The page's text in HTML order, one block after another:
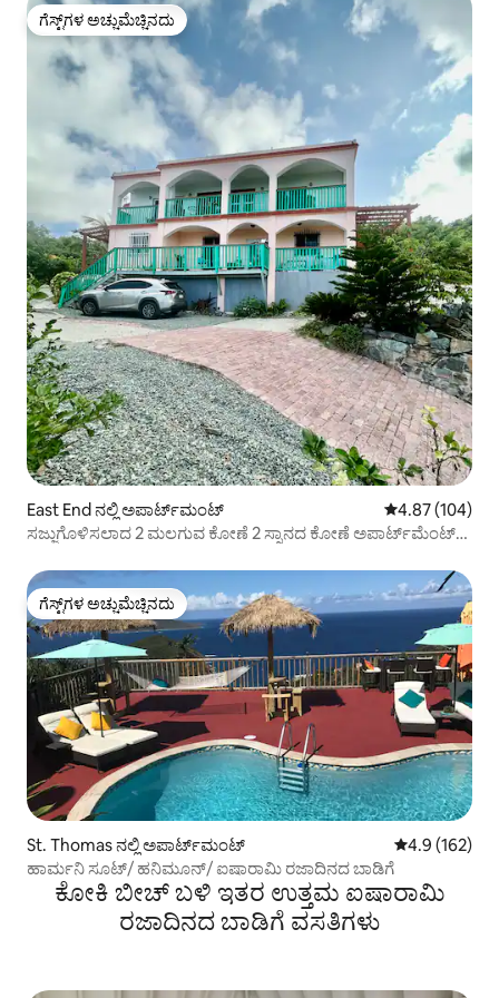
ಗೆಸ್ಟ್‌ಗಳ ಅಚ್ಚುಮೆಚ್ಚಿನದು
ಗೆಸ್ಟ್‌ಗಳ ಅಚ್ಚುಮೆಚ್ಚಿನದು
East End ನಲ್ಲಿ ಅಪಾರ್ಟ್‌ಮಂಟ್ 5 ರಲ್ಲಿ 4.87
4.87 (104)
ಸಜ್ಜುಗೊಳಿಸಲಾದ 2 ಮಲಗುವ ಕೋಣೆ 2 ಸ್ನಾನದ ಕೋಣೆ ಅಪಾರ್ಟ್‌ಮೆಂಟ್
ಗೆಸ್ಟ್‌ಗಳ ಅಚ್ಚುಮೆಚ್ಚಿನದು
ಗೆಸ್ಟ್‌ಗಳ ಅಚ್ಚುಮೆಚ್ಚಿನದು
St. Thomas ನಲ್ಲಿ ಅಪಾರ್ಟ್‌ಮಂಟ್ 5 ರಲ್ಲಿ 4.9
4.9 (162)
ಹಾರ್ಮನಿ ಸೂಟ್/ ಹನಿಮೂನ್/ ಐಷಾರಾಮಿ ರಜಾದಿನದ ಬಾಡಿಗೆ
ಕೋಕಿ ಬೀಚ್ ಬಳಿ ಇತರ ಉತ್ತಮ ಐಷಾರಾಮಿ
ರಜಾದಿನದ ಬಾಡಿಗೆ ವಸತಿಗಳು